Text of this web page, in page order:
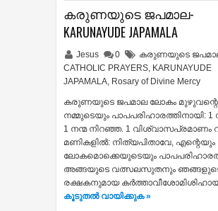
കരുണയുടെ ജപമാല-
KARUNAYUDE JAPAMALA
Jesus 0 കരുണയുടെ
CATHOLIC PRAYERS, KARUNAYUDE
JAPAMALA, Rosary of Divine Mercy
കരുണയുടെ ജപമാല ലോകം
നമ്മുടെയും പാപപരിഹാരത്തിനായി: 1
1 നന്മ നിറഞ്ഞ. 1 വിശ്വാസപ്രമാണം
മണികളില്‍: നിത്യപിതാവേ, എന്റെയും
ലോകമൊക്കെയുടെയും
അങ്ങയുടെ വത്സലസുതനും
രക്ഷകനുമായ
കൂടുതൽ‍ വായിക്കുക »